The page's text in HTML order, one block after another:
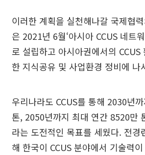
이러한 계획을 실천해나갈 국제협
은 2021년 6월‘아시아 CCUS 네트
로 설립하고 아시아권에서의 CCUS
한 지식공유 및 사업환경 정비에 나
우리나라도 CCUS를 통해 2030년
톤, 2050년까지 최대 연간 8520만
라는 도전적인 목표를 세웠다. 전경
해 한국이 CCUS 분야에서 기술력